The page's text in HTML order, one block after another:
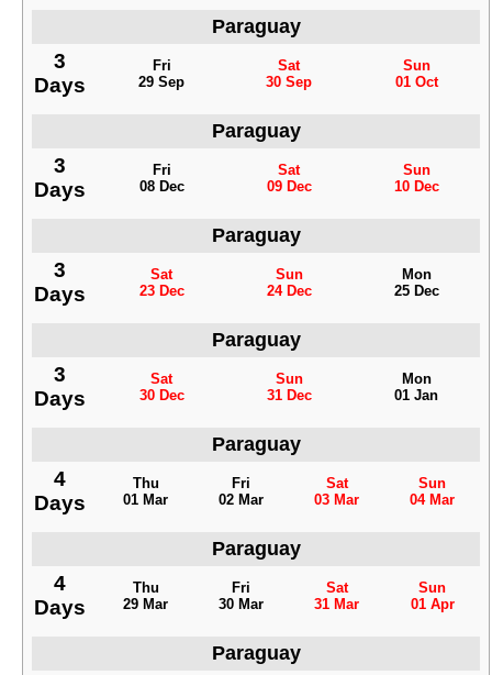
Paraguay
3
Days
Fri
29 Sep
Sat
30 Sep
Sun
01 Oct
Paraguay
3
Days
Fri
08 Dec
Sat
09 Dec
Sun
10 Dec
Paraguay
3
Days
Sat
23 Dec
Sun
24 Dec
Mon
25 Dec
Paraguay
3
Days
Sat
30 Dec
Sun
31 Dec
Mon
01 Jan
Paraguay
4
Days
Thu
01 Mar
Fri
02 Mar
Sat
03 Mar
Sun
04 Mar
Paraguay
4
Days
Thu
29 Mar
Fri
30 Mar
Sat
31 Mar
Sun
01 Apr
Paraguay